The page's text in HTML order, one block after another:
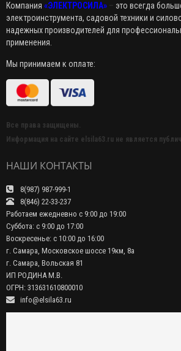
Компания «ЭЛЕКТРОСИЛА» – это всегда
электроинструмента, садовой техники и
надежных производителей для
применения.
Мы принимаем к оплате:
Все права защищены.
Информация на сайте elsila63.ru не является
НАШИ КОНТАКТЫ
8(987) 987-999-1
8(846) 22-33-237
Работаем ежедневно с 9:00 до 19:00
Суббота: с 9:00 до 17:00
Воскресенье: с 10:00 до 16:00
г. Самара, Московское шоссе 19км, 8а
г. Самара, Вольская 81
ИП РОДИНА М.В.
ОГРН: 313631610800010
info@elsila63.ru